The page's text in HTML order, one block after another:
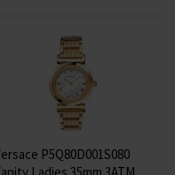
P5Q80D001S080